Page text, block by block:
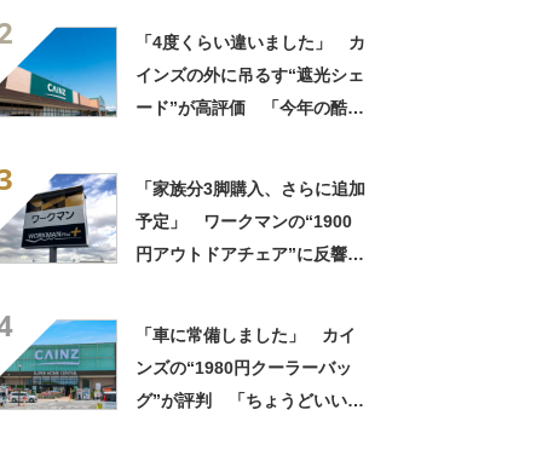
「4度くらい違いました」 カ
インズの外に吊るす“遮光シェ
ード”が高評価 「今年の酷暑
「家族分3脚購入、さらに追加
予定」 ワークマンの“1900
円アウトドアチェア”に反響
「車に常備しました」 カイ
ンズの“1980円クーラーバッ
グ”が評判 「ちょうどいい大